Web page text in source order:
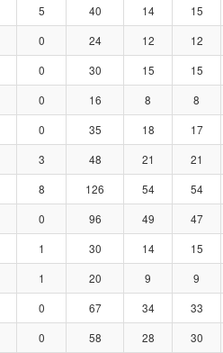
5 40 14 15
0 24 12 12
0 30 15 15
0 16 8 8
0 35 18 17
3 48 21 21
8 126 54 54
0 96 49 47
1 30 14 15
1 20 9 9
0 67 34 33
0 58 28 30